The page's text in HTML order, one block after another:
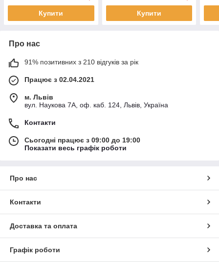
Купити Купити
Про нас
91% позитивних з 210 відгуків за рік
Працює з 02.04.2021
м. Львів
вул. Наукова 7А, оф. каб. 124, Львів, Україна
Контакти
Сьогодні працює з 09:00 до 19:00
Показати весь графік роботи
Про нас
Контакти
Доставка та оплата
Графік роботи